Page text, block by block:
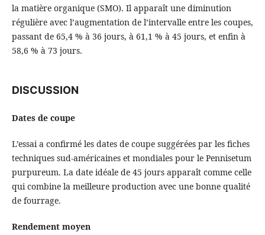
la matière organique (SMO). Il apparaît une diminution
régulière avec l’augmentation de l’intervalle entre les coupes,
passant de 65,4 % à 36 jours, à 61,1 % à 45 jours, et enfin à
58,6 % à 73 jours.
DISCUSSION
Dates de coupe
L’essai a confirmé les dates de coupe suggérées par les fiches
techniques sud-américaines et mondiales pour le Pennisetum
purpureum. La date idéale de 45 jours apparaît comme celle
qui combine la meilleure production avec une bonne qualité
de fourrage.
Rendement moyen